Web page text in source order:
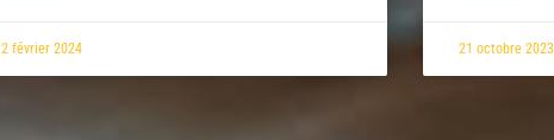
2 février 2024 21 octobre 2023